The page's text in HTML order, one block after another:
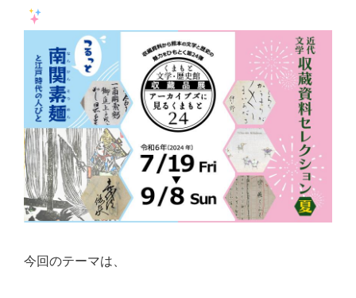
今回のテーマは、